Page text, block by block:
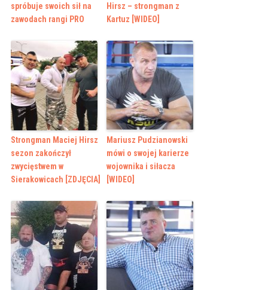
spróbuje swoich sił na
zawodach rangi PRO
Hirsz – strongman z
Kartuz [WIDEO]
Strongman Maciej Hirsz
sezon zakończył
zwycięstwem w
Sierakowicach [ZDJĘCIA]
Mariusz Pudzianowski
mówi o swojej karierze
wojownika i siłacza
[WIDEO]